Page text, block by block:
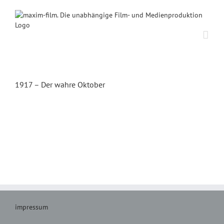
Inhalt
springen
1917 – Der wahre Oktober
impressum